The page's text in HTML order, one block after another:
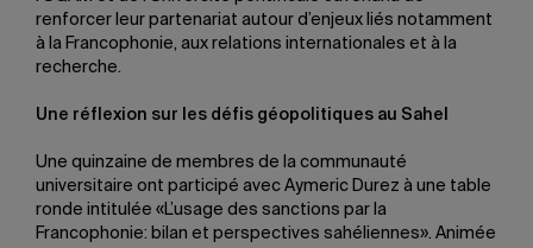
renforcer leur partenariat autour d’enjeux liés notamment
à la Francophonie, aux relations internationales et à la
recherche.
Une réflexion sur les défis géopolitiques au Sahel
Une quinzaine de membres de la communauté
universitaire ont participé avec Aymeric Durez à une table
ronde intitulée «L’usage des sanctions par la
Francophonie: bilan et perspectives sahéliennes». Animée